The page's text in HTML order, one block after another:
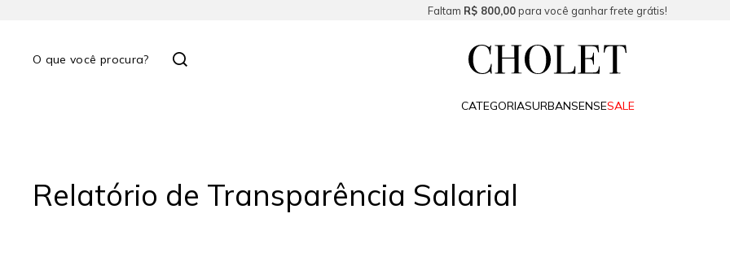
Faltam R$ 800,00para você ganhar frete grátis!
CATEGORIASURBANSENSESALE
Relatório de Transparência Salarial